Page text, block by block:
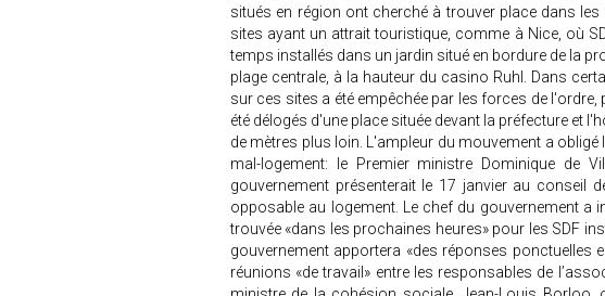
situés en région ont cherché à trouver place dans
sites ayant un attrait touristique, comme à Nice, où
temps installés dans un jardin situé en bordure de la
plage centrale, à la hauteur du casino Ruhl. Dans
sur ces sites a été empêchée par les forces de
été délogés d'une place située devant la préfecture et
de mètres plus loin. L'ampleur du mouvement a
mal-logement: le Premier ministre Dominique de
gouvernement présenterait le 17 janvier au conseil
opposable au logement. Le chef du gouvernement a
trouvée «dans les prochaines heures» pour les SDF
gouvernement apportera «des réponses ponctuelles
réunions «de travail» entre les responsables de